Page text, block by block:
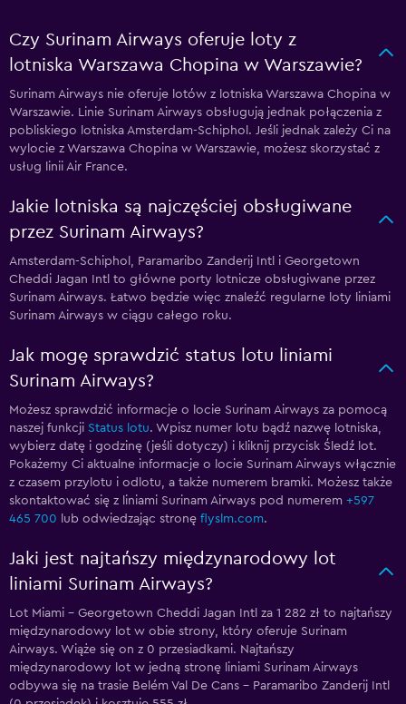
Czy Surinam Airways oferuje loty z
lotniska Warszawa Chopina w Warszawie?
Surinam Airways nie oferuje lotów z lotniska Warszawa Chopina w
Warszawie. Linie Surinam Airways obsługują jednak połączenia z
pobliskiego lotniska Amsterdam-Schiphol. Jeśli jednak zależy Ci na
wylocie z Warszawa Chopina w Warszawie, możesz skorzystać z
usług linii Air France.
Jakie lotniska są najczęściej obsługiwane
przez Surinam Airways?
Amsterdam-Schiphol, Paramaribo Zanderij Intl i Georgetown
Cheddi Jagan Intl to główne porty lotnicze obsługiwane przez
Surinam Airways. Łatwo będzie więc znaleźć regularne loty liniami
Surinam Airways w ciągu całego roku.
Jak mogę sprawdzić status lotu liniami
Surinam Airways?
Możesz sprawdzić informacje o locie Surinam Airways za pomocą
naszej funkcji Status lotu. Wpisz numer lotu bądź nazwę lotniska,
wybierz datę i godzinę (jeśli dotyczy) i kliknij przycisk Śledź lot.
Pokażemy Ci aktualne informacje o locie Surinam Airways włącznie
z czasem przylotu i odlotu, a także numerem bramki. Możesz także
skontaktować się z liniami Surinam Airways pod numerem +597
465 700 lub odwiedzając stronę flyslm.com.
Jaki jest najtańszy międzynarodowy lot
liniami Surinam Airways?
Lot Miami - Georgetown Cheddi Jagan Intl za 1 282 zł to najtańszy
międzynarodowy lot w obie strony, który oferuje Surinam
Airways. Wiąże się on z 0 przesiadkami. Najtańszy
międzynarodowy lot w jedną stronę liniami Surinam Airways
odbywa się na trasie Belém Val De Cans - Paramaribo Zanderij Intl